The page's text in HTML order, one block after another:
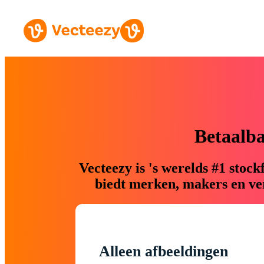
Vecteezy is 's werelds #1
biedt merken, makers en
Alleen afbeeldingen